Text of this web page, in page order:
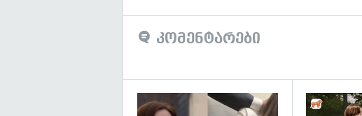
კომენტარები
გადახედვა